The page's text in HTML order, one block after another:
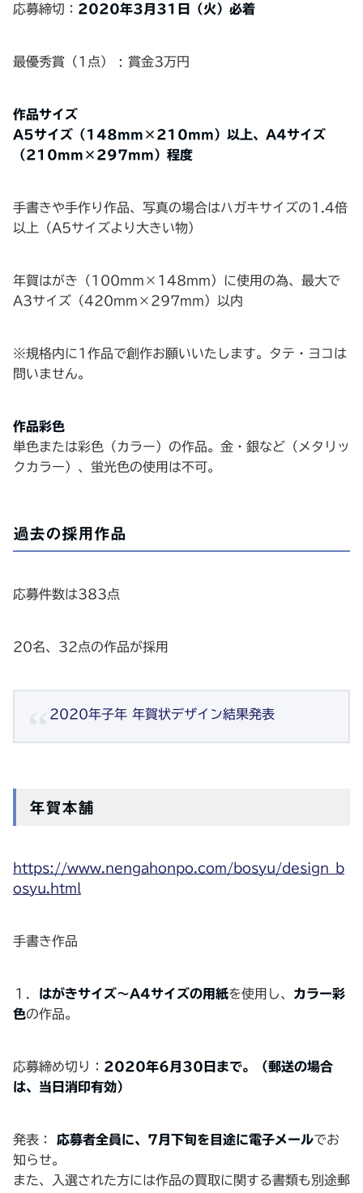
応募締切： 2020年3月31日（火）必着
最優秀賞（1点） : 賞金3万円
作品サイズ
A5サイズ（148mm×210mm）以上、A4サイズ
（210mm×297mm）程度
手書きや手作り作品、写真の場合はハガキサイズの1.4倍
以上（A5サイズより大きい物）
年賀はがき（100mm×148mm）に使用の為、最大で
A3サイズ（420mm×297mm）以内
※規格内に1作品で創作お願いいたします。タテ・ヨコは
問いません。
作品彩色
単色または彩色（カラー）の作品。金・銀など（メタリッ
クカラー）、蛍光色の使用は不可。
過去の採用作品
応募件数は383点
20名、32点の作品が採用
2020年子年 年賀状デザイン結果発表
年賀本舗
https://www.nengahonpo.com/bosyu/design_b
osyu.html
手書き作品
１． はがきサイズ～A4サイズの用紙を使用し、 カラー彩
色の作品。
応募締め切り： 2020年6月30日まで。（郵送の場合
は、当日消印有効）
発表： 応募者全員に、7月下旬を目途に電子メールでお
知らせ。
また、入選された方には作品の買取に関する書類も別途郵